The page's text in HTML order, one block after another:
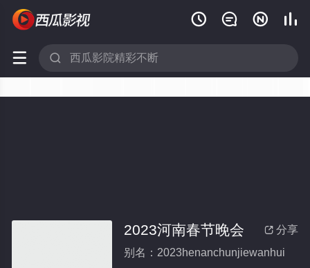
   
 
 分享
2023河南春节晚会
别名：2023henanchunjiewanhui